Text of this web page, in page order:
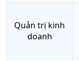
Quản trị kinh
doanh